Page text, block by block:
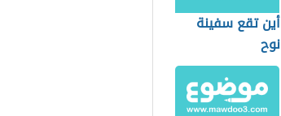
أين تقع سفينة
نوح